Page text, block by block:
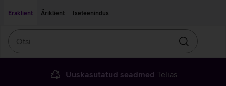
Eraklient
Äriklient Iseteenindus
Otsin
Uuskasutatud seadmed Telias